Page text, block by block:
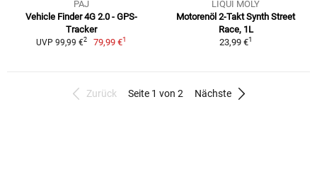
PAJ
Vehicle Finder 4G 2.0 - GPS-
Tracker
UVP 99,99 €2 79,99 €1
LIQUI MOLY
Motorenöl 2-Takt Synth Street
Race, 1L
23,99 €1
Zurück Seite 1 von 2 Nächste